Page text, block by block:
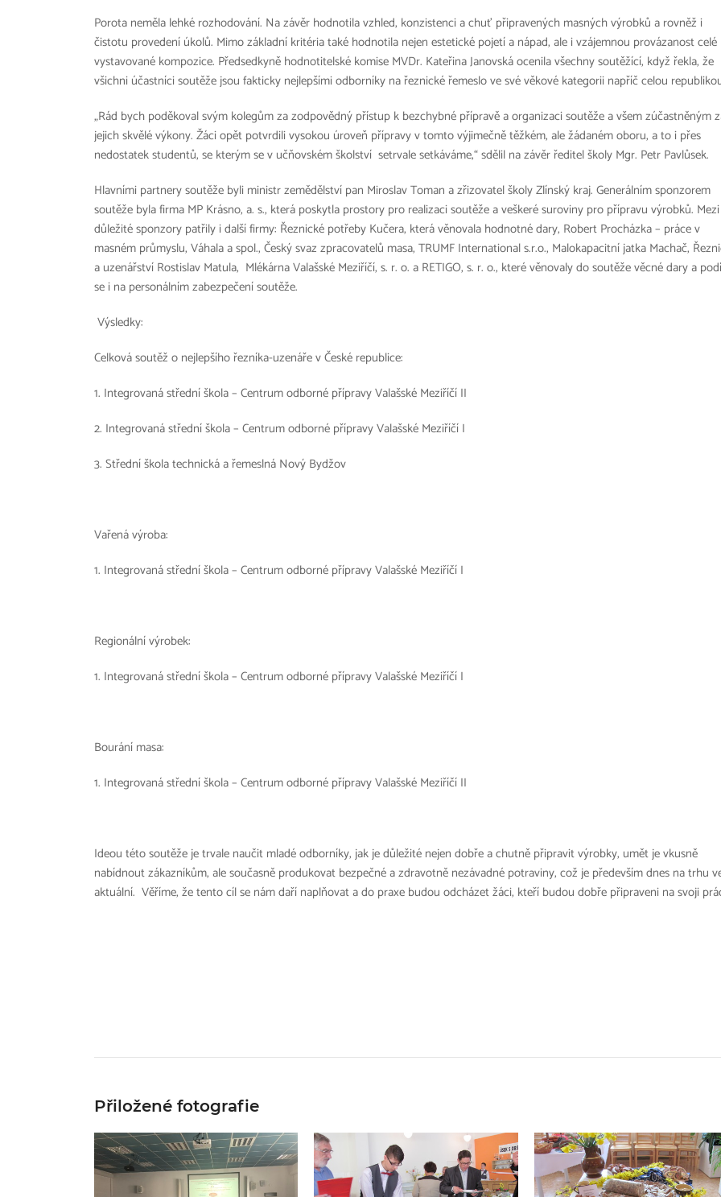
Porota neměla lehké rozhodování. Na závěr hodnotila vzhled, konzistenci a chuť připravených masných výrobků a rovněž i
čistotu provedení úkolů. Mimo základní kritéria také hodnotila nejen estetické pojetí a nápad, ale i vzájemnou provázanost celé
vystavované kompozice. Předsedkyně hodnotitelské komise MVDr. Kateřina Janovská ocenila všechny soutěžící, když řekla, že
všichni účastníci soutěže jsou fakticky nejlepšími odborníky na řeznické řemeslo ve své věkové kategorii napříč celou
„Rád bych poděkoval svým kolegům za zodpovědný přístup k bezchybné přípravě a organizaci soutěže a všem zúčastněným
jejich skvělé výkony. Žáci opět potvrdili vysokou úroveň přípravy v tomto výjimečně těžkém, ale žádaném oboru, a to i přes
nedostatek studentů, se kterým se v učňovském školství setrvale setkáváme,“ sdělil na závěr ředitel školy Mgr. Petr Pavlůsek.
Hlavními partnery soutěže byli ministr zemědělství pan Miroslav Toman a zřizovatel školy Zlínský kraj. Generálním sponzorem
soutěže byla firma MP Krásno, a. s., která poskytla prostory pro realizaci soutěže a veškeré suroviny pro přípravu výrobků. Mezi
důležité sponzory patřily i další firmy: Řeznické potřeby Kučera, která věnovala hodnotné dary, Robert Procházka – práce v
masném průmyslu, Váhala a spol., Český svaz zpracovatelů masa, TRUMF International s.r.o., Malokapacitní jatka Machač,
a uzenářství Rostislav Matula, Mlékárna Valašské Meziříčí, s. r. o. a RETIGO, s. r. o., které věnovaly do soutěže věcné dary a
se i na personálním zabezpečení soutěže.
Výsledky:
Celková soutěž o nejlepšího řezníka-uzenáře v České republice:
1. Integrovaná střední škola – Centrum odborné přípravy Valašské Meziříčí II
2. Integrovaná střední škola – Centrum odborné přípravy Valašské Meziříčí I
3. Střední škola technická a řemeslná Nový Bydžov
Vařená výroba:
1. Integrovaná střední škola – Centrum odborné přípravy Valašské Meziříčí I
Regionální výrobek:
1. Integrovaná střední škola – Centrum odborné přípravy Valašské Meziříčí I
Bourání masa:
1. Integrovaná střední škola – Centrum odborné přípravy Valašské Meziříčí II
Ideou této soutěže je trvale naučit mladé odborníky, jak je důležité nejen dobře a chutně připravit výrobky, umět je vkusně
nabídnout zákazníkům, ale současně produkovat bezpečné a zdravotně nezávadné potraviny, což je především dnes na trhu
aktuální. Věříme, že tento cíl se nám daří naplňovat a do praxe budou odcházet žáci, kteří budou dobře připraveni na svoji
Přiložené fotografie